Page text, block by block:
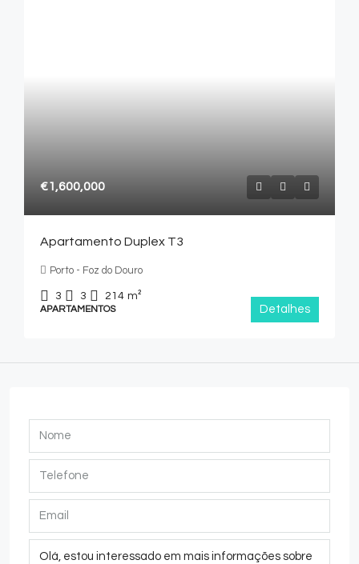
€1,600,000
Apartamento Duplex T3
Porto - Foz do Douro
3 3 214 m²
APARTAMENTOS Detalhes